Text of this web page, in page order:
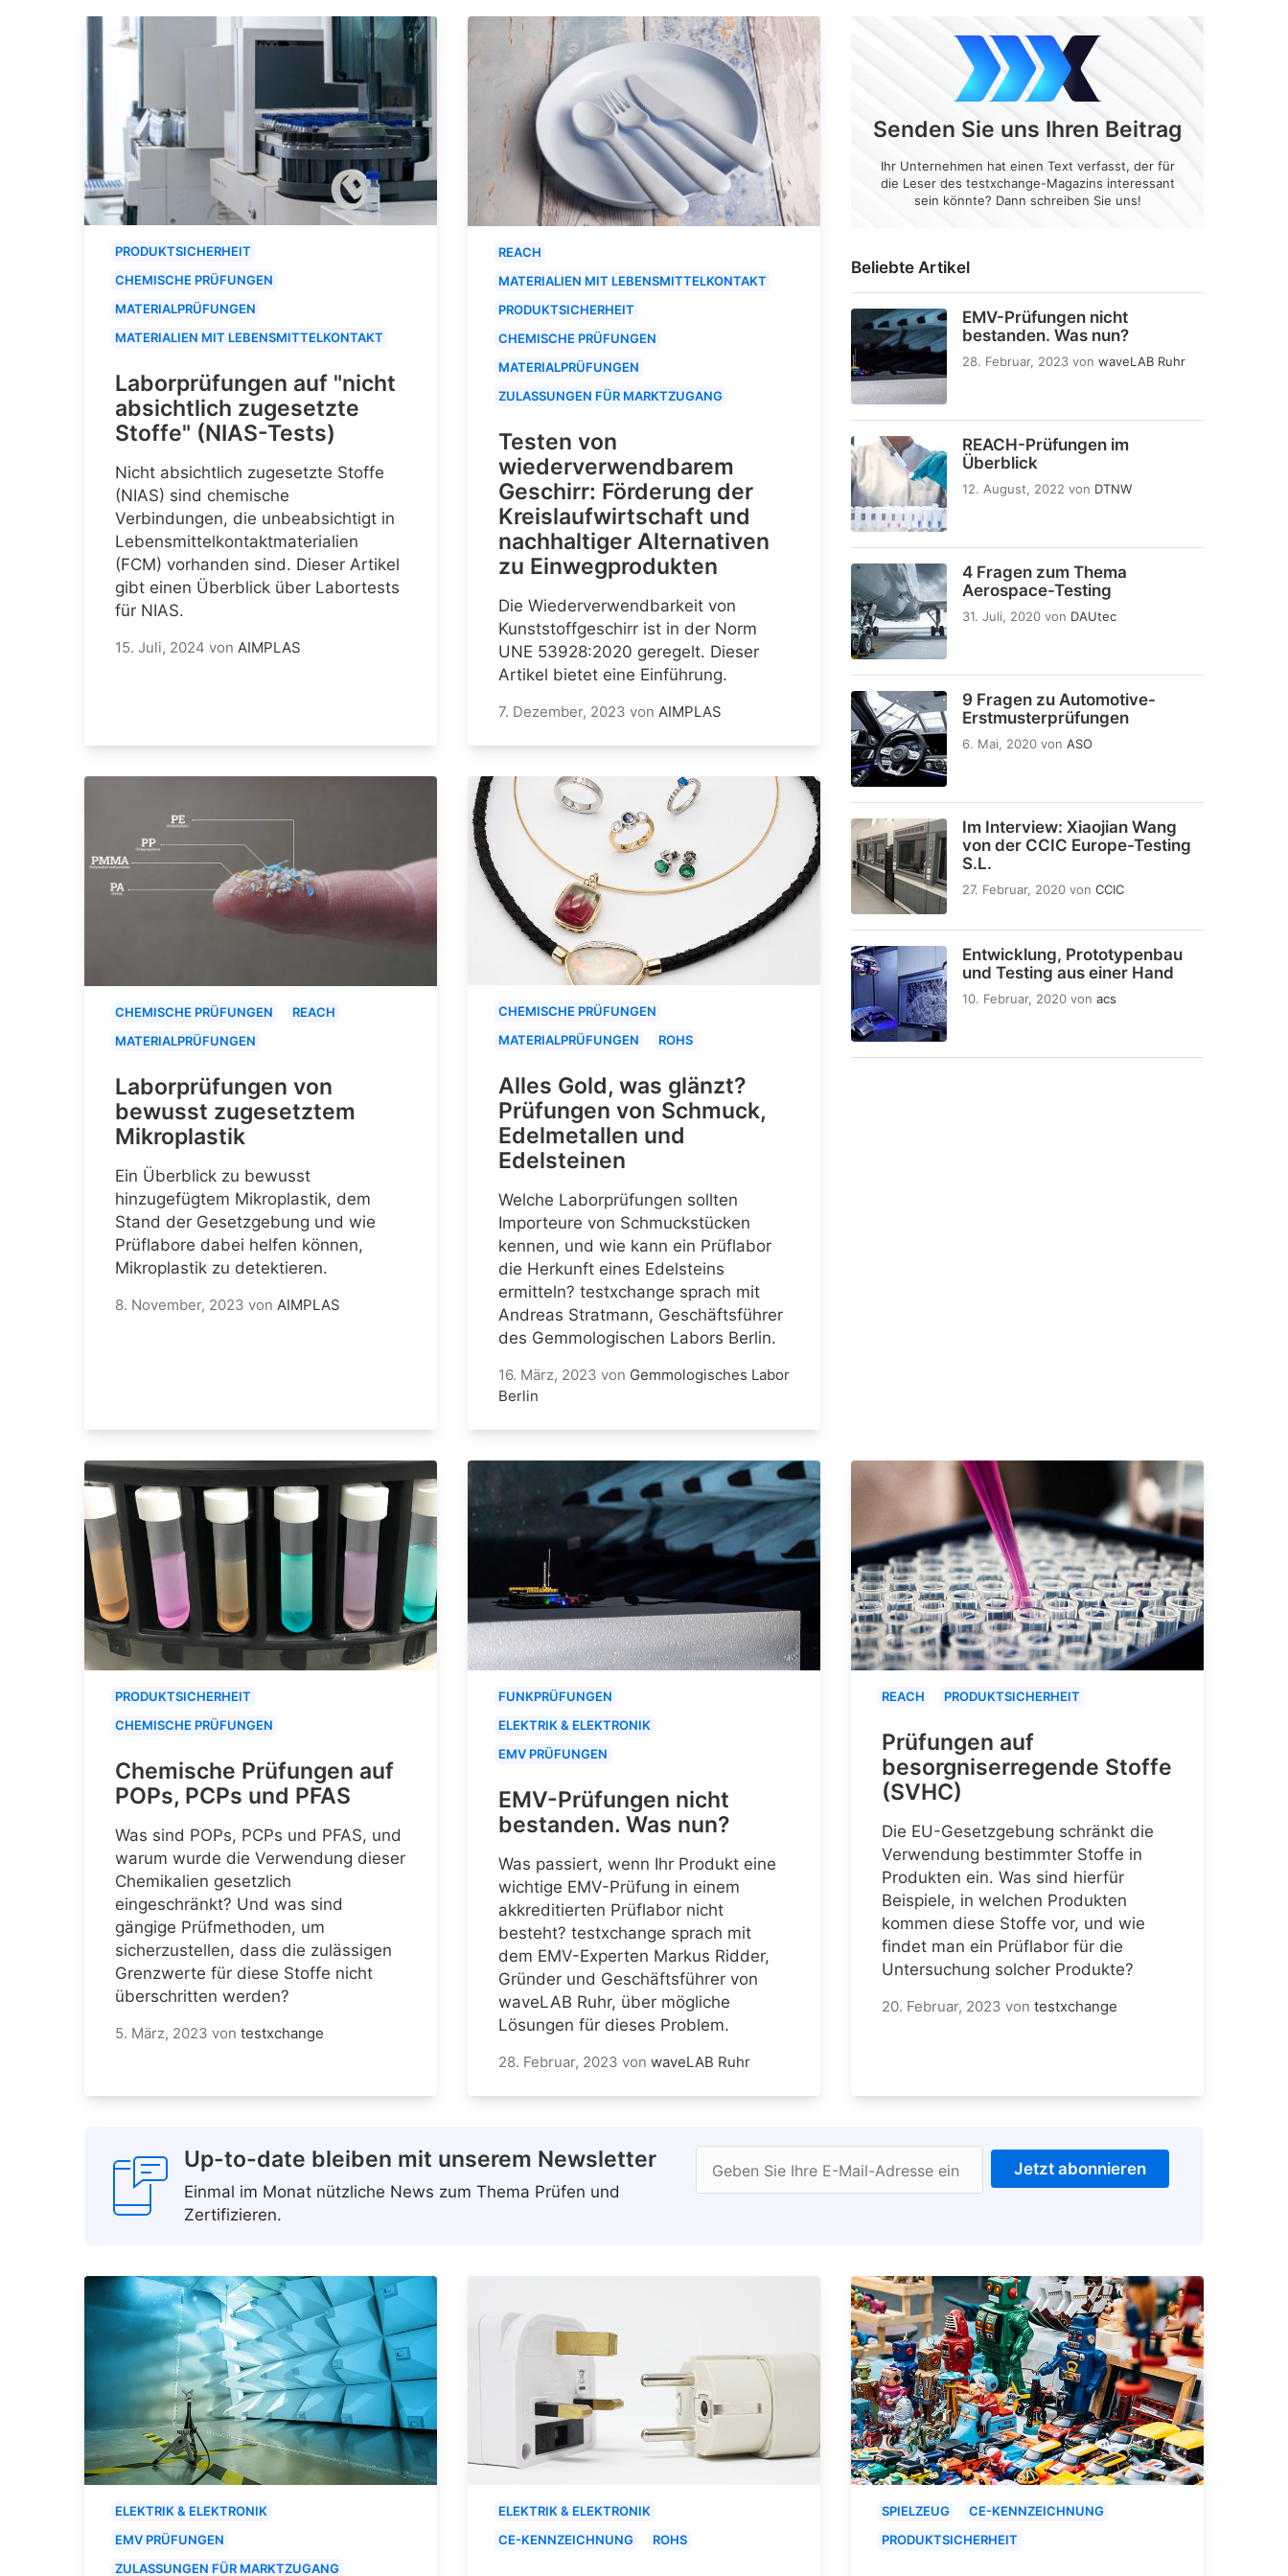
Beliebte Artikel
EMV-Prüfungen nicht
bestanden. Was nun?
28. Februar, 2023 von waveLAB Ruhr
REACH-Prüfungen im
Überblick
12. August, 2022 von DTNW
4 Fragen zum Thema
Aerospace-Testing
31. Juli, 2020 von DAUtec
9 Fragen zu Automotive-
Erstmusterprüfungen
6. Mai, 2020 von ASO
Im Interview: Xiaojian Wang
von der CCIC Europe-Testing
S.L.
27. Februar, 2020 von CCIC
Entwicklung, Prototypenbau
und Testing aus einer Hand
10. Februar, 2020 von acs
Senden Sie uns Ihren Beitrag
Ihr Unternehmen hat einen Text verfasst, der für
die Leser des testxchange-Magazins interessant
sein könnte? Dann schreiben Sie uns!
PRODUKTSICHERHEIT
CHEMISCHE PRÜFUNGEN
MATERIALPRÜFUNGEN
MATERIALIEN MIT LEBENSMITTELKONTAKT
Laborprüfungen auf "nicht
absichtlich zugesetzte
Stoffe" (NIAS-Tests)
Nicht absichtlich zugesetzte Stoffe
(NIAS) sind chemische
Verbindungen, die unbeabsichtigt in
Lebensmittelkontaktmaterialien
(FCM) vorhanden sind. Dieser Artikel
gibt einen Überblick über Labortests
für NIAS.
15. Juli, 2024 von AIMPLAS
REACH
MATERIALIEN MIT LEBENSMITTELKONTAKT
PRODUKTSICHERHEIT
CHEMISCHE PRÜFUNGEN
MATERIALPRÜFUNGEN
ZULASSUNGEN FÜR MARKTZUGANG
Testen von
wiederverwendbarem
Geschirr: Förderung der
Kreislaufwirtschaft und
nachhaltiger Alternativen
zu Einwegprodukten
Die Wiederverwendbarkeit von
Kunststoffgeschirr ist in der Norm
UNE 53928:2020 geregelt. Dieser
Artikel bietet eine Einführung.
7. Dezember, 2023 von AIMPLAS
CHEMISCHE PRÜFUNGEN
REACH
MATERIALPRÜFUNGEN
Laborprüfungen von
bewusst zugesetztem
Mikroplastik
Ein Überblick zu bewusst
hinzugefügtem Mikroplastik, dem
Stand der Gesetzgebung und wie
Prüflabore dabei helfen können,
Mikroplastik zu detektieren.
8. November, 2023 von AIMPLAS
CHEMISCHE PRÜFUNGEN
MATERIALPRÜFUNGEN
ROHS
Alles Gold, was glänzt?
Prüfungen von Schmuck,
Edelmetallen und
Edelsteinen
Welche Laborprüfungen sollten
Importeure von Schmuckstücken
kennen, und wie kann ein Prüflabor
die Herkunft eines Edelsteins
ermitteln? testxchange sprach mit
Andreas Stratmann, Geschäftsführer
des Gemmologischen Labors Berlin.
16. März, 2023 von Gemmologisches Labor
Berlin
PRODUKTSICHERHEIT
CHEMISCHE PRÜFUNGEN
Chemische Prüfungen auf
POPs, PCPs und PFAS
Was sind POPs, PCPs und PFAS, und
warum wurde die Verwendung dieser
Chemikalien gesetzlich
eingeschränkt? Und was sind
gängige Prüfmethoden, um
sicherzustellen, dass die zulässigen
Grenzwerte für diese Stoffe nicht
überschritten werden?
5. März, 2023 von testxchange
FUNKPRÜFUNGEN
ELEKTRIK & ELEKTRONIK
EMV PRÜFUNGEN
EMV-Prüfungen nicht
bestanden. Was nun?
Was passiert, wenn Ihr Produkt eine
wichtige EMV-Prüfung in einem
akkreditierten Prüflabor nicht
besteht? testxchange sprach mit
dem EMV-Experten Markus Ridder,
Gründer und Geschäftsführer von
waveLAB Ruhr, über mögliche
Lösungen für dieses Problem.
28. Februar, 2023 von waveLAB Ruhr
REACH PRODUKTSICHERHEIT
Prüfungen auf
besorgniserregende Stoffe
(SVHC)
Die EU-Gesetzgebung schränkt die
Verwendung bestimmter Stoffe in
Produkten ein. Was sind hierfür
Beispiele, in welchen Produkten
kommen diese Stoffe vor, und wie
findet man ein Prüflabor für die
Untersuchung solcher Produkte?
20. Februar, 2023 von testxchange
Up-to-date bleiben mit unserem Newsletter
Einmal im Monat nützliche News zum Thema Prüfen und
Zertifizieren.
Geben Sie Ihre E-Mail-Adresse ein Jetzt abonnieren
ELEKTRIK & ELEKTRONIK
EMV PRÜFUNGEN
ZULASSUNGEN FÜR MARKTZUGANG
ELEKTRIK & ELEKTRONIK
CE-KENNZEICHNUNG
ROHS
SPIELZEUG
CE-KENNZEICHNUNG
PRODUKTSICHERHEIT